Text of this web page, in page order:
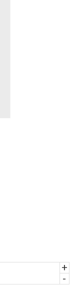
+
-